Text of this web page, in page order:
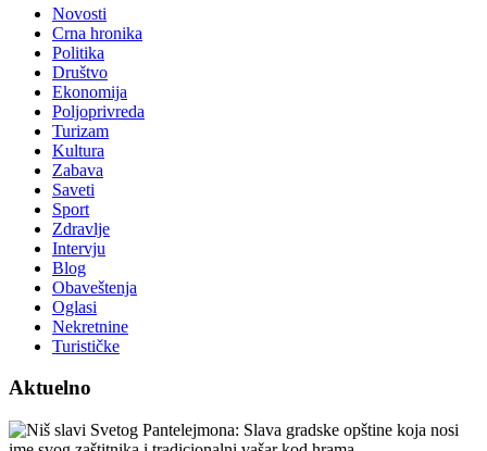
Novosti
Crna hronika
Politika
Društvo
Ekonomija
Poljoprivreda
Turizam
Kultura
Zabava
Saveti
Sport
Zdravlje
Intervju
Blog
Obaveštenja
Oglasi
Nekretnine
Turističke
Aktuelno